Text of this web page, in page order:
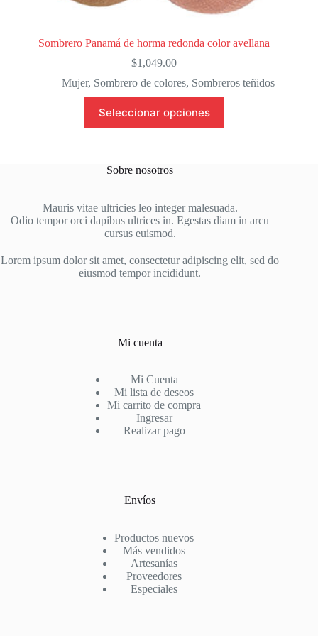
Sombrero Panamá de horma redonda color avellana
$1,049.00
Mujer, Sombrero de colores, Sombreros teñidos
Seleccionar opciones
producto
tiene
Las
pueden
elegir
en
página
de
producto
Sobre nosotros
Mauris vitae ultricies leo integer malesuada.
Odio tempor orci dapibus ultrices in. Egestas diam in arcu
cursus euismod.
Lorem ipsum dolor sit amet, consectetur adipiscing elit, sed do
eiusmod tempor incididunt.
Mi cuenta
Mi Cuenta
Mi lista de deseos
Mi carrito de compra
Ingresar
Realizar pago
Envíos
Productos nuevos
Más vendidos
Artesanías
Proveedores
Especiales